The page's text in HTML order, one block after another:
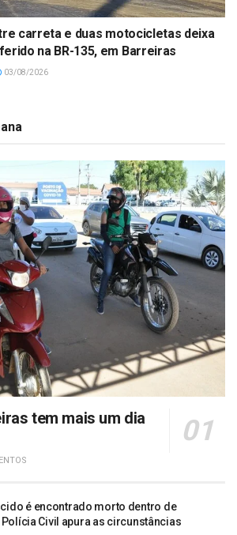
carreta e duas motocicletas deixa
na BR-135, em Barreiras
03/08/2026
tem mais um dia
é encontrado morto dentro de
Civil apura as circunstâncias